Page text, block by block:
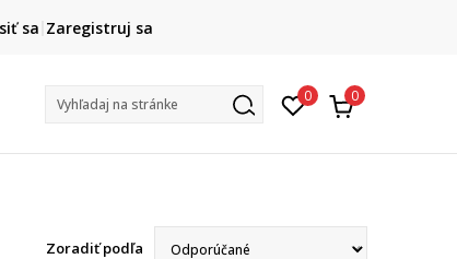
DOPRAVA ZADARMO
nad 80 € (neplatí pre Click&Collect)
sa Zaregistruj sa
Vyhľadaj na stránke 0 0
Zoradiť podľa